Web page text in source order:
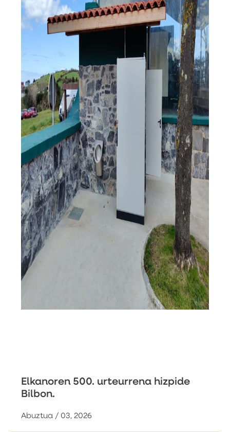
Elkanoren 500. urteurrena hizpide
Bilbon.
Abuztua / 03, 2026